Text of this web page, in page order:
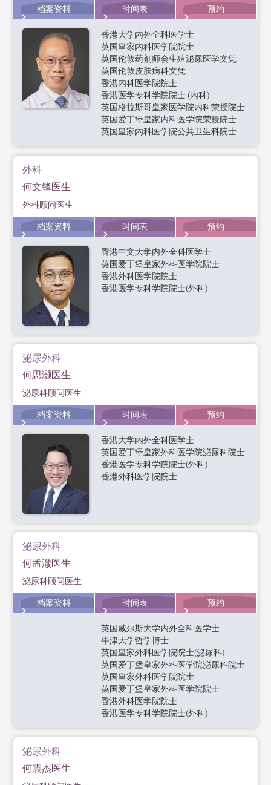
档案资料 时间表 预约
香港大学内外全科医学士
英国皇家内科医学院院士
英国伦敦药剂师会生殖泌尿医学文凭
英国伦敦皮肤病科文凭
香港内科医学院院士
香港医学专科学院院士 (内科)
英国格拉斯哥皇家医学院内科荣授院士
英国爱丁堡皇家内科医学院荣授院士
英国皇家内科医学院公共卫生科院士
外科
何文锋医生
外科顾问医生
档案资料 时间表 预约
香港中文大学内外全科医学士
英国爱丁堡皇家外科医学院院士
香港外科医学院院士
香港医学专科学院院士(外科)
泌尿外科
何思灏医生
泌尿科顾问医生
档案资料 时间表 预约
香港大学内外全科医学士
英国爱丁堡皇家外科医学院泌尿科院士
香港医学专科学院院士(外科)
香港外科医学院院士
泌尿外科
何孟澈医生
泌尿科顾问医生
档案资料 时间表 预约
英国威尔斯大学内外全科医学士
牛津大学哲学博士
英国皇家外科医学院院士(泌尿科)
英国爱丁堡皇家外科医学院泌尿科院士
英国皇家外科医学院院士
英国爱丁堡皇家外科医学院院士
香港外科医学院院士
香港医学专科学院院士(外科)
泌尿外科
何震杰医生